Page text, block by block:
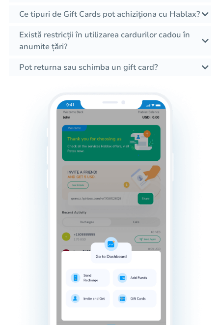
Ce tipuri de Gift Cards pot achiziționa cu Hablax?
Există restricții în utilizarea cardurilor cadou în
anumite țări?
Pot returna sau schimba un gift card?